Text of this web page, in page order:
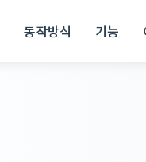
동작방식 기능